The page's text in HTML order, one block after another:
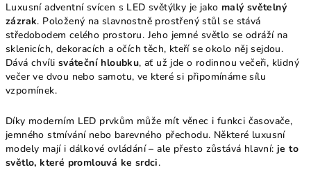
Luxusní adventní svícen s LED světýlky je jako malý světelný
zázrak. Položený na slavnostně prostřený stůl se stává
středobodem celého prostoru. Jeho jemné světlo se odráží na
sklenicích, dekoracích a očích těch, kteří se okolo něj sejdou.
Dává chvíli sváteční hloubku, ať už jde o rodinnou večeři, klidný
večer ve dvou nebo samotu, ve které si připomínáme sílu
vzpomínek.
Díky moderním LED prvkům může mít věnec i funkci časovače,
jemného stmívání nebo barevného přechodu. Některé luxusní
modely mají i dálkové ovládání – ale přesto zůstává hlavní: je to
světlo, které promlouvá ke srdci.